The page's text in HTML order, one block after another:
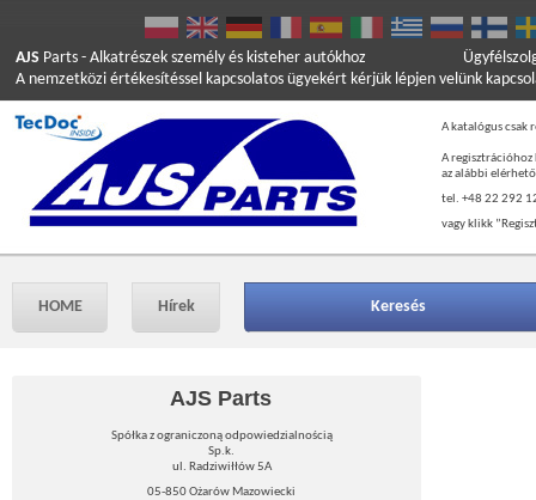
AJS Parts - Alkatrészek személy és kisteher autókhoz
A nemzetközi értékesítéssel kapcsolatos ügyekért kérjük lépjen velünk
A katalógus csak
A regisztrációhoz
az alábbi
tel. +48 22 292
vagy klikk
HOME Hírek Keresés
AJS Parts
Spółka z ograniczoną odpowiedzialnością
Sp.k.
ul. Radziwiłłów 5A
05-850 Ożarów Mazowiecki